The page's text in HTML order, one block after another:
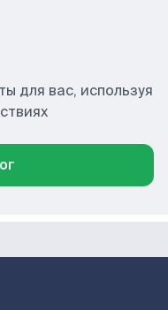
для вас, используя